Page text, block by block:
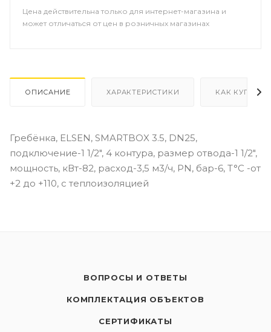
Цена действительна только для интернет-магазина и
может отличаться от цен в розничных магазинах
ОПИСАНИЕ ХАРАКТЕРИСТИКИ КАК КУПИТЬ
Гребёнка, ELSEN, SMARTBOX 3.5, DN25,
подключение-1 1/2", 4 контура, размер отвода-1 1/2",
мощность, кВт-82, расход-3,5 м3/ч, PN, бар-6, T°C -от
+2 до +110, с теплоизоляцией
ВОПРОСЫ И ОТВЕТЫ
КОМПЛЕКТАЦИЯ ОБЪЕКТОВ
СЕРТИФИКАТЫ